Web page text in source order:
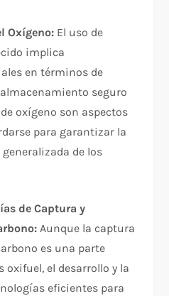
Oxígeno: El uso de
implica
en términos de
seguro
oxígeno son aspectos
para garantizar la
de los
de Captura y
Aunque la captura
es una parte
el desarrollo y la
eficientes para